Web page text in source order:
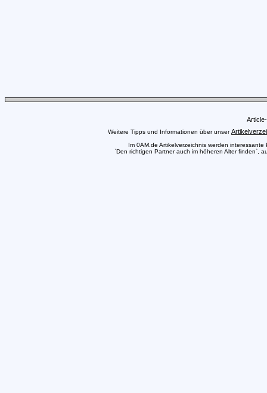
Weitere Tipps und Informationen über unser
Im 0AM.de Artikelverzeichnis werden
`Den richtigen Partner auch im höheren Alter finden`,